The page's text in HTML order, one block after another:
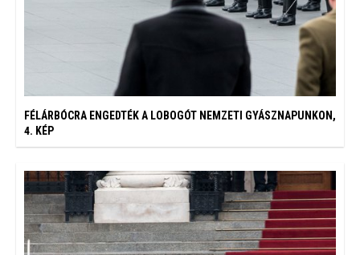
FÉLÁRBÓCRA ENGEDTÉK A LOBOGÓT NEMZETI GYÁSZNAPUNKON,
4. KÉP